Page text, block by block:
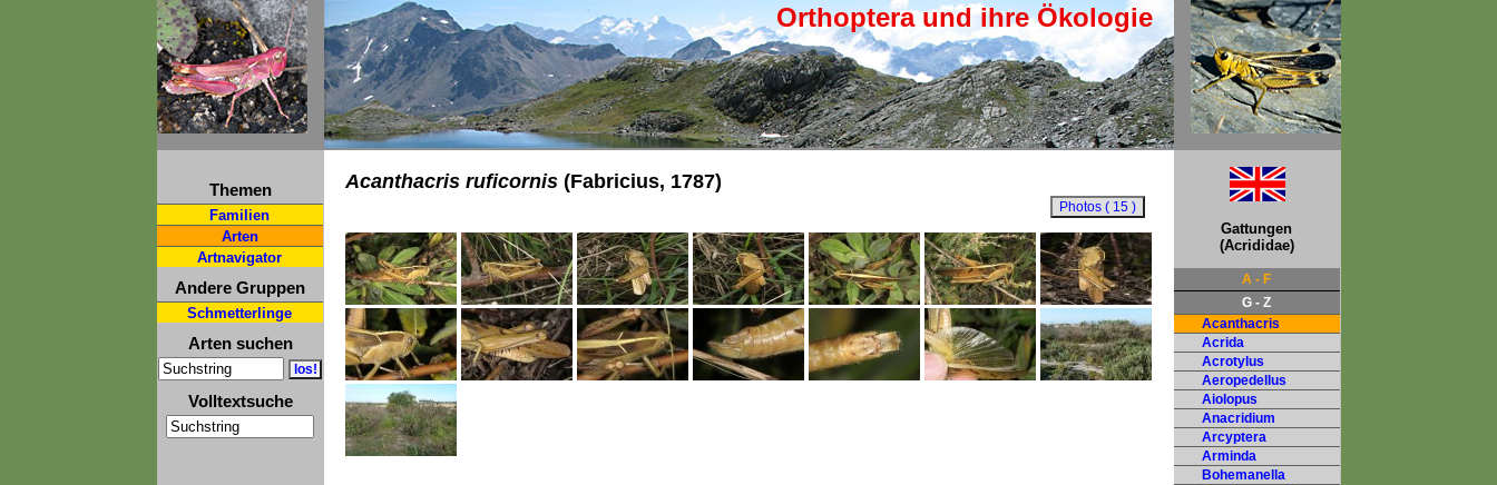
Orthoptera und ihre Ökologie
Themen
Familien
Arten
Artnavigator
Andere Gruppen
Schmetterlinge
Arten suchen
Volltextsuche
Acanthacris ruficornis(Fabricius, 1787)
Gattungen
(Acrididae)
A - F
G - Z
Acanthacris
Acrida
Acrotylus
Aeropedellus
Aiolopus
Anacridium
Arcyptera
Arminda
Bohemanella